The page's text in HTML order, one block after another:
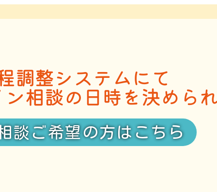
調整システムにて
相談の日時を決めら
談ご希望の方はこちら